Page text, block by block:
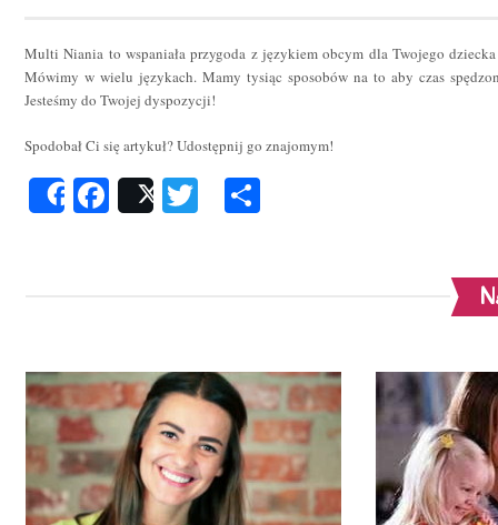
Multi Niania to wspaniała przygoda z językiem obcym dla Twojego
Mówimy w wielu językach. Mamy tysiąc sposobów na to aby czas
Jesteśmy do Twojej dyspozycji!
Spodobał Ci się artykuł? Udostępnij go znajomym!
ShareFacebook
Post Twitter